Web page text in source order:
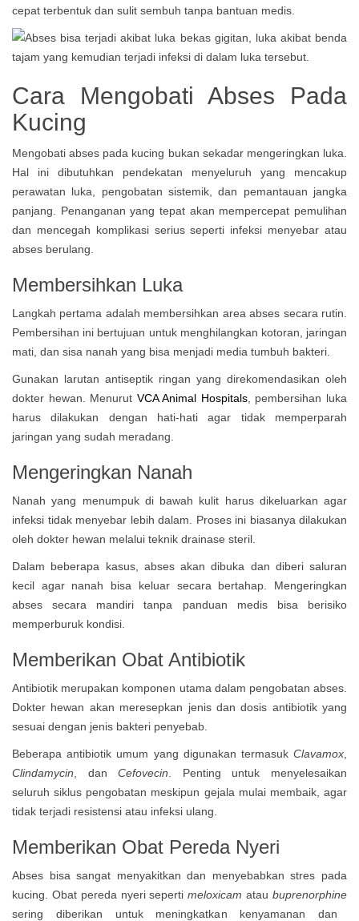
cepat terbentuk dan sulit sembuh tanpa bantuan medis.
Cara Mengobati Abses Pada
Kucing
Mengobati abses pada kucing bukan sekadar mengeringkan luka.
Hal ini dibutuhkan pendekatan menyeluruh yang mencakup
perawatan luka, pengobatan sistemik, dan pemantauan jangka
panjang. Penanganan yang tepat akan mempercepat pemulihan
dan mencegah komplikasi serius seperti infeksi menyebar atau
abses berulang.
Membersihkan Luka
Langkah pertama adalah membersihkan area abses secara rutin.
Pembersihan ini bertujuan untuk menghilangkan kotoran, jaringan
mati, dan sisa nanah yang bisa menjadi media tumbuh bakteri.
Gunakan larutan antiseptik ringan yang direkomendasikan oleh
dokter hewan. Menurut VCA Animal Hospitals, pembersihan luka
harus dilakukan dengan hati-hati agar tidak memperparah
jaringan yang sudah meradang.
Mengeringkan Nanah
Nanah yang menumpuk di bawah kulit harus dikeluarkan agar
infeksi tidak menyebar lebih dalam. Proses ini biasanya dilakukan
oleh dokter hewan melalui teknik drainase steril.
Dalam beberapa kasus, abses akan dibuka dan diberi saluran
kecil agar nanah bisa keluar secara bertahap. Mengeringkan
abses secara mandiri tanpa panduan medis bisa berisiko
memperburuk kondisi.
Memberikan Obat Antibiotik
Antibiotik merupakan komponen utama dalam pengobatan abses.
Dokter hewan akan meresepkan jenis dan dosis antibiotik yang
sesuai dengan jenis bakteri penyebab.
Beberapa antibiotik umum yang digunakan termasuk Clavamox
Clindamycin , danCefovecin . Penting untuk menyelesaikan
seluruh siklus pengobatan meskipun gejala mulai membaik, agar
tidak terjadi resistensi atau infeksi ulang.
Memberikan Obat Pereda Nyeri
Abses bisa sangat menyakitkan dan menyebabkan stres pada
kucing. Obat pereda nyeri sepertimeloxicam ataubuprenorphine
sering diberikan untuk meningkatkan kenyamanan dan